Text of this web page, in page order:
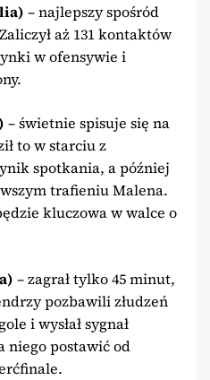
– najlepszy spośród
aż 131 kontaktów
w ofensywie i
– świetnie spisuje się na
to w starciu z
spotkania, a później
trafieniu Malena.
kluczowa w walce o
– zagrał tylko 45 minut,
pozbawili złudzeń
i wysłał sygnał
niego postawić od